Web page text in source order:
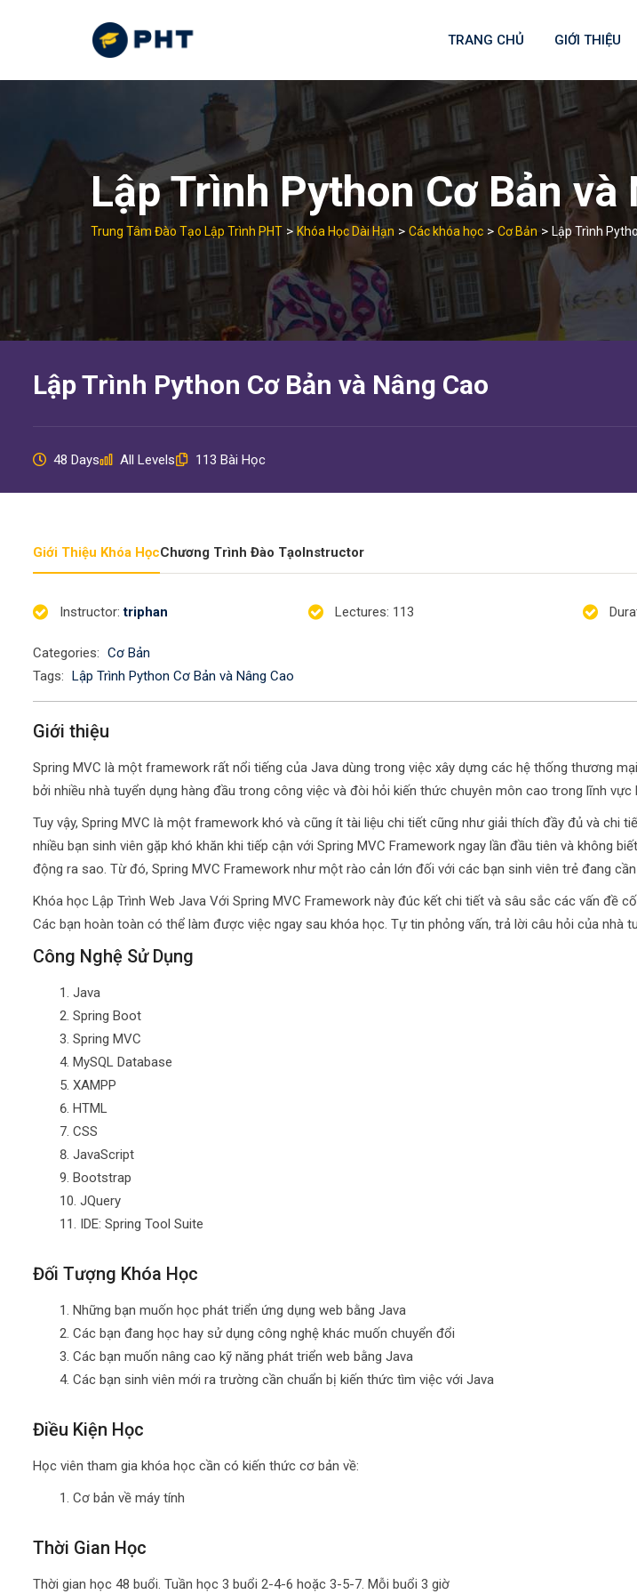
TRANG CHỦ GIỚI THIỆU
Lập Trình Python Cơ Bản và
Trung Tâm Đào Tạo Lập Trình PHT > Khóa Học Dài Hạn > Các khóa học > Cơ Bản > Lập Trình
Lập Trình Python Cơ Bản và Nâng Cao
48 Days All Levels 113 Bài Học
Giới Thiệu Khóa HọcChương Trình Đào TạoInstructor
Instructor:triphan Lectures: 113
Categories: Cơ Bản
Tags: Lập Trình Python Cơ Bản và Nâng Cao
Giới thiệu
Spring MVC là một framework rất nổi tiếng của Java dùng trong việc xây dựng các hệ thống thương
bởi nhiều nhà tuyển dụng hàng đầu trong công việc và đòi hỏi kiến thức chuyên môn cao trong lĩnh
Tuy vậy, Spring MVC là một framework khó và cũng ít tài liệu chi tiết cũng như giải thích đầy đủ và chi
nhiều bạn sinh viên gặp khó khăn khi tiếp cận với Spring MVC Framework ngay lần đầu tiên và không
động ra sao. Từ đó, Spring MVC Framework như một rào cản lớn đối với các bạn sinh viên trẻ đang
Khóa học Lập Trình Web Java Với Spring MVC Framework này đúc kết chi tiết và sâu sắc các vấn đề
Các bạn hoàn toàn có thể làm được việc ngay sau khóa học. Tự tin phỏng vấn, trả lời câu hỏi của nhà
Công Nghệ Sử Dụng
Java
Spring Boot
Spring MVC
MySQL Database
XAMPP
HTML
CSS
JavaScript
Bootstrap
JQuery
IDE: Spring Tool Suite
Đối Tượng Khóa Học
Những bạn muốn học phát triển ứng dụng web bằng Java
Các bạn đang học hay sử dụng công nghệ khác muốn chuyển đổi
Các bạn muốn nâng cao kỹ năng phát triển web bằng Java
Các bạn sinh viên mới ra trường cần chuẩn bị kiến thức tìm việc với Java
Điều Kiện Học
Học viên tham gia khóa học cần có kiến thức cơ bản về:
Cơ bản về máy tính
Thời Gian Học
Thời gian học 48 buổi. Tuần học 3 buổi 2-4-6 hoặc 3-5-7. Mỗi buổi 3 giờ